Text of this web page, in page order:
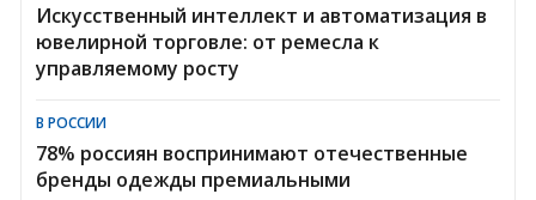
Искусственный интеллект и автоматизация в
ювелирной торговле: от ремесла к
управляемому росту
В РОССИИ
78% россиян воспринимают отечественные
бренды одежды премиальными